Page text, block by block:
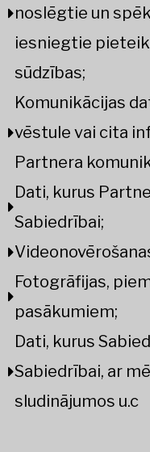
noslēgtie un
iesniegtie
sūdzības;
Komunikācijas
vēstule vai cita
Partnera
Dati, kurus
Sabiedrībai;
Fotogrāfijas,
pasākumiem;
Dati, kurus
Sabiedrībai, ar
sludinājumos u.c